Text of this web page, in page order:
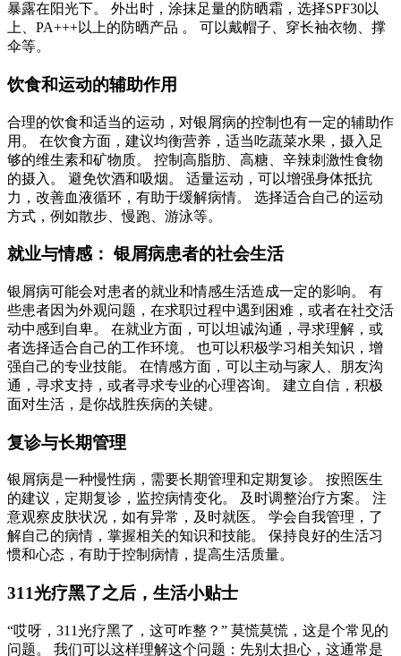
暴露在阳光下。 外出时，涂抹足量的防晒霜，选择SPF30以
上、PA+++以上的防晒产品 。 可以戴帽子、穿长袖衣物、撑
伞等。
饮食和运动的辅助作用
合理的饮食和适当的运动，对银屑病的控制也有一定的辅助作
用。 在饮食方面，建议均衡营养，适当吃蔬菜水果，摄入足
够的维生素和矿物质。 控制高脂肪、高糖、辛辣刺激性食物
的摄入。 避免饮酒和吸烟。 适量运动，可以增强身体抵抗
力，改善血液循环，有助于缓解病情。 选择适合自己的运动
方式，例如散步、慢跑、游泳等。
就业与情感： 银屑病患者的社会生活
银屑病可能会对患者的就业和情感生活造成一定的影响。 有
些患者因为外观问题，在求职过程中遇到困难，或者在社交活
动中感到自卑。 在就业方面，可以坦诚沟通，寻求理解，或
者选择适合自己的工作环境。 也可以积极学习相关知识，增
强自己的专业技能。 在情感方面，可以主动与家人、朋友沟
通，寻求支持，或者寻求专业的心理咨询。 建立自信，积极
面对生活，是你战胜疾病的关键。
复诊与长期管理
银屑病是一种慢性病，需要长期管理和定期复诊。 按照医生
的建议，定期复诊，监控病情变化。 及时调整治疗方案。 注
意观察皮肤状况，如有异常，及时就医。 学会自我管理，了
解自己的病情，掌握相关的知识和技能。 保持良好的生活习
惯和心态，有助于控制病情，提高生活质量。
311光疗黑了之后，生活小贴士
“哎呀，311光疗黑了，这可咋整？” 莫慌莫慌，这是个常见的
问题。 我们可以这样理解这个问题：先别太担心，这通常是